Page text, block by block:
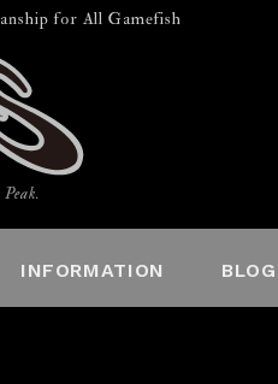
INFORMATION BLOG
for All Gamefish